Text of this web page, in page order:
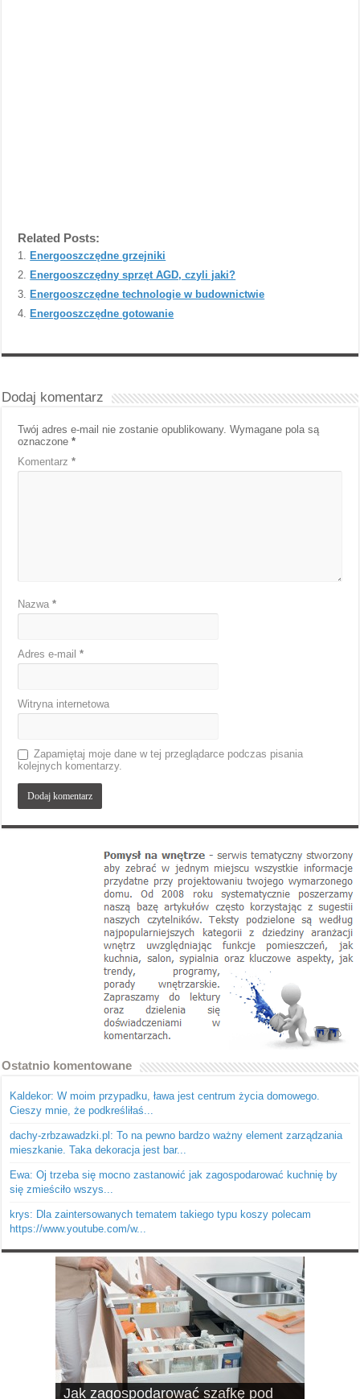
Related Posts:
Energooszczędne grzejniki
Energooszczędny sprzęt AGD, czyli jaki?
Energooszczędne technologie w budownictwie
Energooszczędne gotowanie
Dodaj komentarz
Twój adres e-mail nie zostanie opublikowany. Wymagane pola są
oznaczone*
Komentarz*
Nazwa*
Adres e-mail*
Witryna internetowa
Zapamiętaj moje dane w tej przeglądarce podczas pisania
kolejnych komentarzy.
Ostatnio komentowane
Kaldekor: W moim przypadku, ława jest centrum życia domowego.
Cieszy mnie, że podkreśliłaś...
dachy-zrbzawadzki.pl: To na pewno bardzo ważny element zarządzania
mieszkanie. Taka dekoracja jest bar...
Ewa: Oj trzeba się mocno zastanowić jak zagospodarować kuchnię by
się zmieściło wszys...
krys: Dla zaintersowanych tematem takiego typu koszy polecam
https://www.youtube.com/w...
Jak zagospodarować szafkę pod
10 pomysłów na schowki, czyli